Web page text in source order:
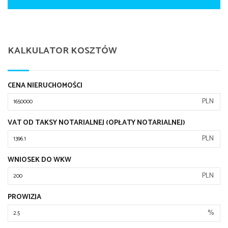
KALKULATOR KOSZTÓW
CENA NIERUCHOMOŚCI
PLN
VAT OD TAKSY NOTARIALNEJ (OPŁATY NOTARIALNEJ)
PLN
WNIOSEK DO WKW
PLN
PROWIZJA
%